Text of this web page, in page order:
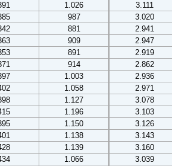
1.026 3.111
987 3.020
881 2.941
909 2.947
891 2.919
914 2.862
1.003 2.936
1.058 2.971
1.127 3.078
1.196 3.103
1.150 3.126
1.138 3.143
1.139 3.160
1.066 3.039